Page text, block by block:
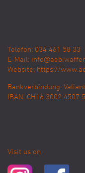
Telefon: 034 461 58 33
E-Mail:
Website: https://
Bankverbindung:
IBAN: CH16 3002 4507
Visit us on